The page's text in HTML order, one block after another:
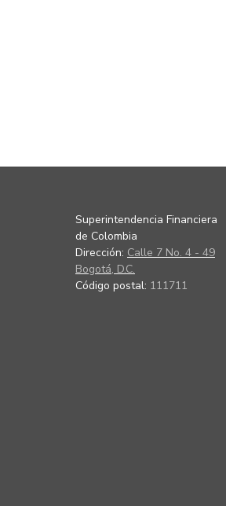
Superintendencia Financiera
de Colombia
Dirección: Calle 7 No. 4 - 49
Bogotá, D.C.
Código postal: 111711